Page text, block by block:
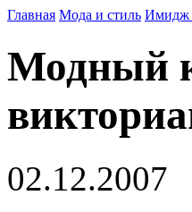
Главная Мода и стиль Имидж
Модный
02.12.2007